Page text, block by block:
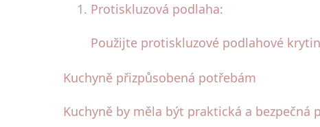
Protiskluzová podlaha:
Použijte protiskluzové podlahové
Kuchyně přizpůsobená potřebám
Kuchyně by měla být praktická a